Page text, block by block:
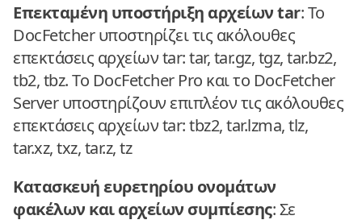
Επεκταμένη υποστήριξη αρχείων tar: Το
DocFetcher υποστηρίζει τις ακόλουθες
επεκτάσεις αρχείων tar: tar, tar.gz, tgz, tar.bz2,
tb2, tbz. Το DocFetcher Pro και το DocFetcher
Server υποστηρίζουν επιπλέον τις ακόλουθες
επεκτάσεις αρχείων tar: tbz2, tar.lzma, tlz,
tar.xz, txz, tar.z, tz
Κατασκευή ευρετηρίου ονομάτων
φακέλων και αρχείων συμπίεσης: Σε